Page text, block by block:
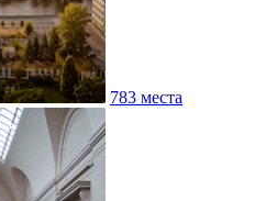
783 места